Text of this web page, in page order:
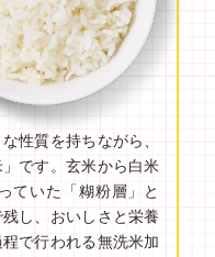
性質を持ちながら、
です。玄米から白米
ていた「糊粉層」と
し、おいしさと栄養
で行われる無洗米加